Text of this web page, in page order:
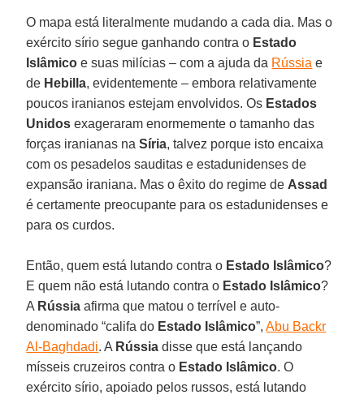
O mapa está literalmente mudando a cada dia. Mas o
exército sírio segue ganhando contra o Estado
Islâmicoe suas milícias – com a ajuda da Rússia e
de Hebilla, evidentemente – embora relativamente
poucos iranianos estejam envolvidos. Os Estados
Unidos exageraram enormemente o tamanho das
forças iranianas naSíria, talvez porque isto encaixa
com os pesadelos sauditas e estadunidenses de
expansão iraniana. Mas o êxito do regime de Assad
é certamente preocupante para os estadunidenses e
para os curdos.
Então, quem está lutando contra o Estado Islâmico?
E quem não está lutando contra o Estado Islâmico?
A Rússia afirma que matou o terrível e auto-
denominado “califa do Estado Islâmico”,Abu Backr
Al-Baghdadi. A Rússia disse que está lançando
mísseis cruzeiros contra o Estado Islâmico. O
exército sírio, apoiado pelos russos, está lutando